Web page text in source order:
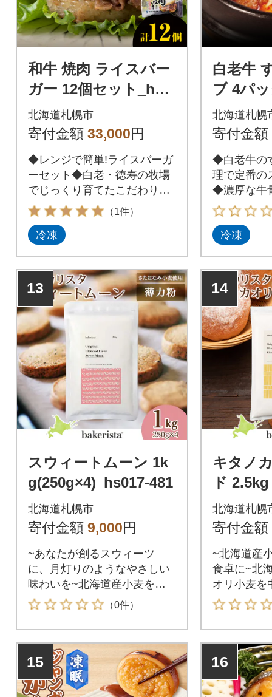
和牛 焼肉 ライスバー
ガー 12個セット_hs0
17-305
北海道札幌市
寄付金額 33,000円
◆レンジで簡単!ライスバーガ
ーセット◆白老・徳寿の牧場
でじっくり育てたこだわり和
牛のオリジナルライスバーガ
ー◆お米のバーガーなので腹
持ちしっかり。焼肉とお米の
ます
（1件）
冷凍
白老牛
ブ 4パ
hs017-
北海道札幌
寄付金額
◆白老牛の
理で定番の
◆濃厚な牛
辛さでクセ
牛ブランド
牛の牛す
プをお楽し
冷凍
13
スウィートムーン 1k
g(250g×4)_hs017-481
北海道札幌市
寄付金額 9,000円
~あなたが創るスウィーツ
に、月灯りのようなやさしい
味わいを~北海道産小麦を使
用した薄力粉です。フワッと
した軽い仕上がりと口溶けを
北海道産で実現しました。ス
ポンジケーキなど軽い生地は
もちろん、シンプルなため配
合にも適しており、幅広く対
応できる製菓用粉のスタンダ
（0件）
14
キタノ
ド
北海道札幌
寄付金額
~北海道産
食卓に~北
オリ小麦を
たパン用小
麦に近い「
麦」使用「
麦」は北海
ムギ」とハ
zemes」
れた小麦を
15 16